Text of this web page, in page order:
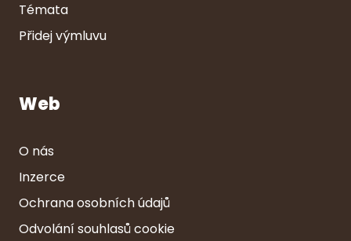
Témata
Přidej výmluvu
Web
O nás
Inzerce
Ochrana osobních údajů
Odvolání souhlasů cookie